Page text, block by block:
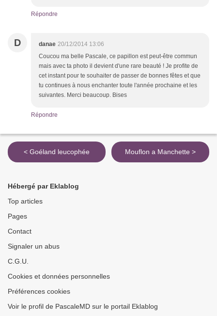
Répondre
D danae 20/12/2014 13:06
Coucou ma belle Pascale, ce papillon est peut-être commun
mais avec ta photo il devient d'une rare beauté ! Je profite de
cet instant pour te souhaiter de passer de bonnes fêtes et que
tu continues à nous enchanter toute l'année prochaine et les
suivantes. Merci beaucoup. Bises
Répondre
< Goéland leucophée Mouflon a Manchette >
Hébergé par Eklablog
Top articles
Pages
Contact
Signaler un abus
C.G.U.
Cookies et données personnelles
Préférences cookies
Voir le profil de PascaleMD sur le portail Eklablog